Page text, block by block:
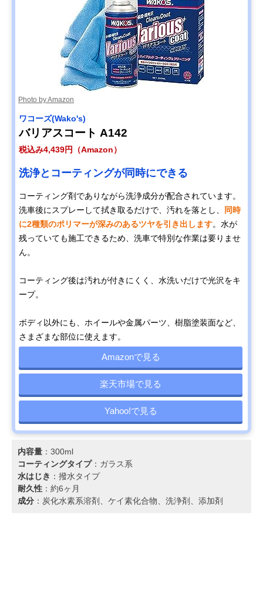
Photo by Amazon
ワコーズ(Wako's)
バリアスコート A142
税込み4,439円（Amazon）
洗浄とコーティングが同時にできる
コーティング剤でありながら洗浄成分が配合されています。
洗車後にスプレーして拭き取るだけで、汚れを落とし、
同時
に2種類のポリマーが深みのあるツヤを引き出します。水が
残っていても施工できるため、洗車で特別な作業は要りませ
ん。
コーティング後は汚れが付きにくく、水洗いだけで光沢をキ
ープ。
ボディ以外にも、ホイールや金属パーツ、樹脂塗装面など、
さまざまな部位に使えます。
Amazonで見る
楽天市場で見る
Yahoo!で見る
内容量 ：300ml
コーティングタイプ：ガラス系
水はじき ：撥水タイプ
耐久性 ：約6ヶ月
成分 ：炭化水素系溶剤、ケイ素化合物、洗浄剤、添加剤